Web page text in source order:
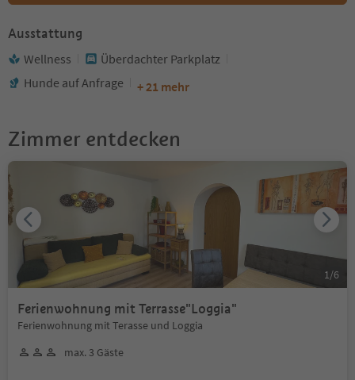
Ausstattung
Wellness
Überdachter Parkplatz
Hunde auf Anfrage
+ 21 mehr
Zimmer entdecken
Ferienwohnung mit Terrasse"Loggia"
Ferienwohnung mit Terasse und Loggia
max. 3 Gäste
1 /6